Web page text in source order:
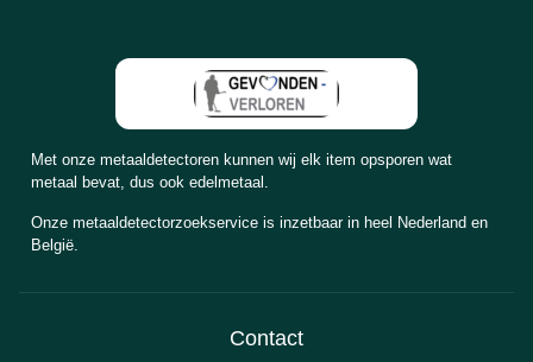
Met onze metaaldetectoren kunnen wij elk item opsporen wat
metaal bevat, dus ook edelmetaal.
Onze metaaldetectorzoekservice is inzetbaar in heel Nederland en
België.
Contact